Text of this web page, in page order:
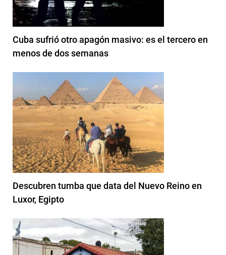
Cuba sufrió otro apagón masivo: es el tercero en
menos de dos semanas
Descubren tumba que data del Nuevo Reino en
Luxor, Egipto